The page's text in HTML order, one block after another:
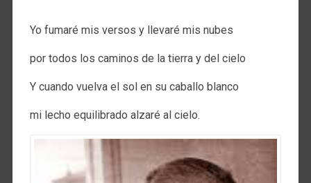
Yo fumaré mis versos y llevaré mis nubes
por todos los caminos de la tierra y del cielo
Y cuando vuelva el sol en su caballo blanco
mi lecho equilibrado alzaré al cielo.